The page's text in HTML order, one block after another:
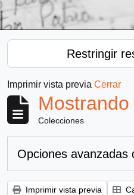
Restringir
Imprimir vista previa Cerrar
Colecciones
Opciones avanzadas
Imprimir vista previa